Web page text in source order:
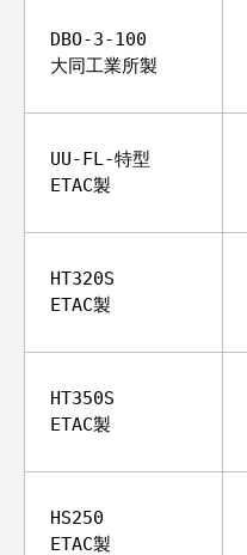
DBO-3-100
大同工業所製
UU-FL-特型
ETAC製
HT320S
ETAC製
HT350S
ETAC製
HS250
ETAC製